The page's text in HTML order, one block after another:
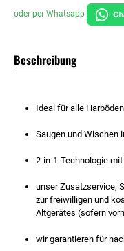
oder per Whatsapp
Beschreibung
Ideal für alle
Saugen und Wischen
2-in-1-Technologie
unser Zusatzservice,
zur freiwilligen und
Altgerätes (sofern
wir garantieren für